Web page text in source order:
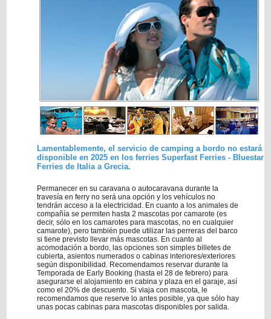
Lamentablemente, el servicio de camping a bordo no estará
disponible en 2025 en los ferries Superfast Ferries - Bluestar
Ferries de Italia a Grecia.
Permanecer en su caravana o autocaravana durante la
travesía en ferry no será una opción y los vehículos no
tendrán acceso a la electricidad. En cuanto a los animales de
compañía se permiten hasta 2 mascotas por camarote (es
decir, sólo en los camarotes para mascotas, no en cualquier
camarote), pero también puede utilizar las perreras del barco
si tiene previsto llevar más mascotas. En cuanto al
acomodación a bordo, las opciones son simples billetes de
cubierta, asientos numerados o cabinas interiores/exteriores
según disponibilidad. Recomendamos reservar durante la
Temporada de Early Booking (hasta el 28 de febrero) para
asegurarse el alojamiento en cabina y plaza en el garaje, así
como el 20% de descuento. Si viaja con mascota, le
recomendamos que reserve lo antes posible, ya que sólo hay
unas pocas cabinas para mascotas disponibles por salida.